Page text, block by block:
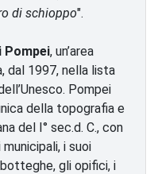
di schioppo".
Pompei, un’area
dal 1997, nella lista
Pompei
della topografia e
del I° sec.d. C., con
i suoi
gli opifici, i